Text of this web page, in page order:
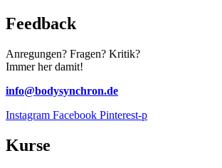
Feedback
Anregungen? Fragen? Kritik?
Immer her damit!
info@bodysynchron.de
Instagram Facebook Pinterest-p
Kurse